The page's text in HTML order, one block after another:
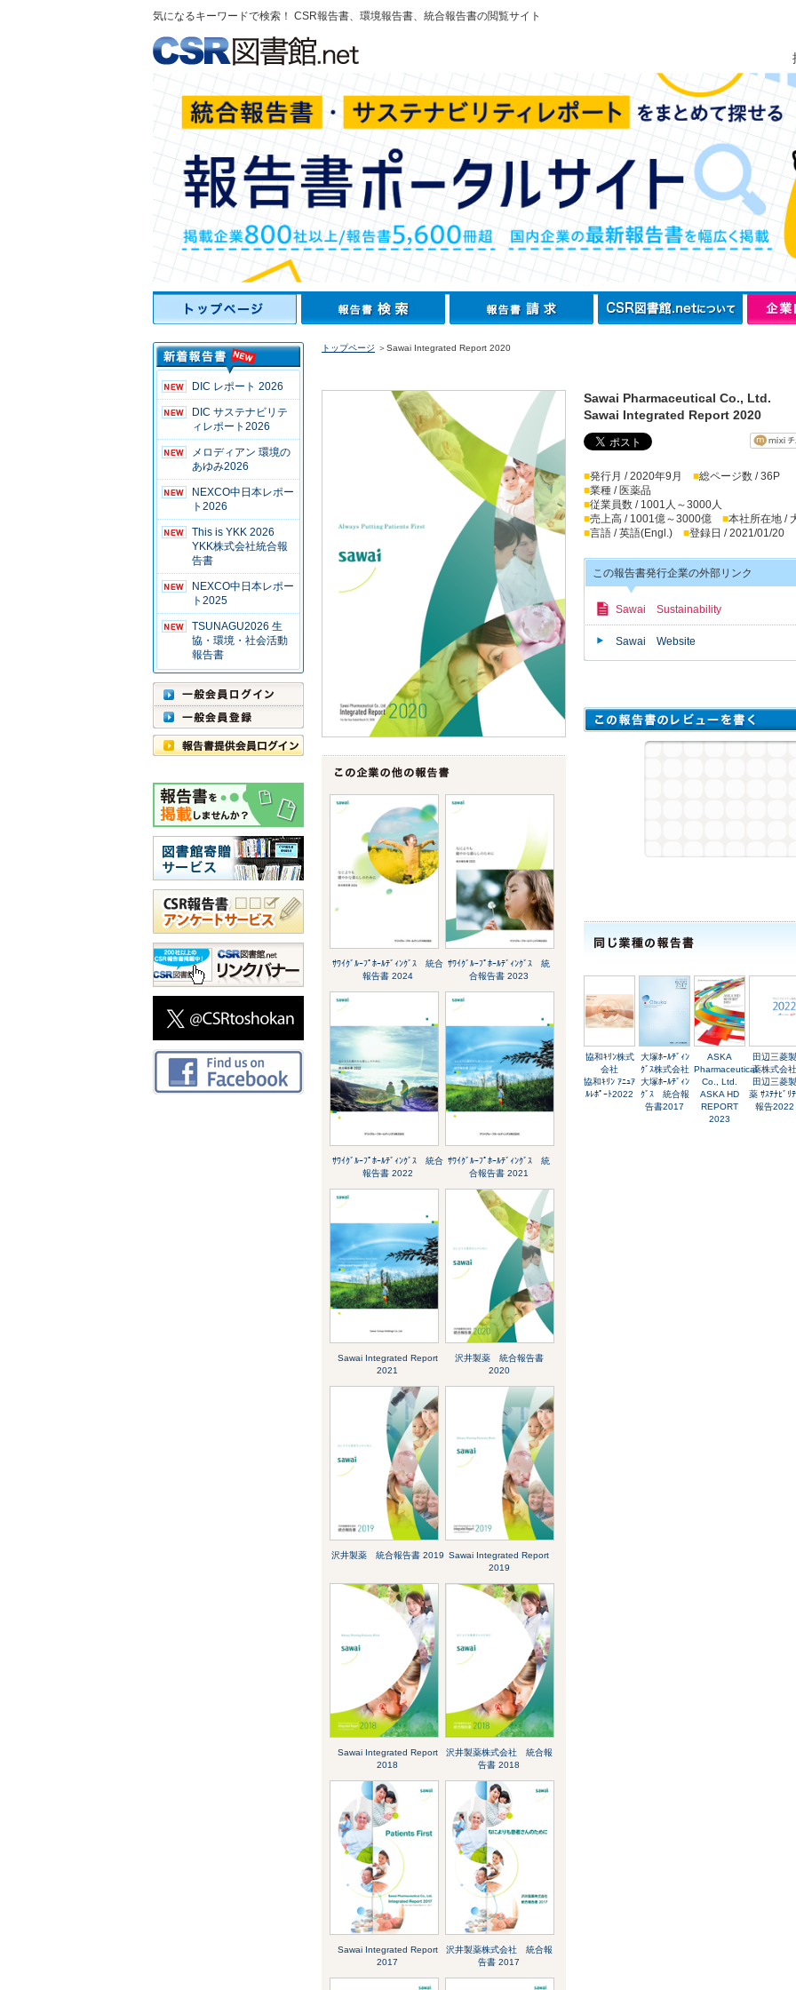
気になるキーワードで検索！ CSR報告書、環境報告書、統合報告書の閲覧サイト
DIC レポート 2026
DIC サステナビリテ
ィレポート2026
メロディアン 環境の
あゆみ2026
NEXCO中日本レポー
ト2026
This is YKK 2026
YKK株式会社統合報
告書
NEXCO中日本レポー
ト2025
TSUNAGU2026 生
協・環境・社会活動
報告書
トップページ ＞Sawai Integrated Report 2020
ｻﾜｲｸﾞﾙｰﾌﾟﾎｰﾙﾃﾞｨﾝｸﾞｽ 統合
報告書 2024
ｻﾜｲｸﾞﾙｰﾌﾟﾎｰﾙﾃﾞｨﾝｸﾞｽ 統
合報告書 2023
ｻﾜｲｸﾞﾙｰﾌﾟﾎｰﾙﾃﾞｨﾝｸﾞｽ 統合
報告書 2022
ｻﾜｲｸﾞﾙｰﾌﾟﾎｰﾙﾃﾞｨﾝｸﾞｽ 統
合報告書 2021
Sawai Integrated Report
2021
沢井製薬 統合報告書
2020
沢井製薬 統合報告書 2019 Sawai Integrated Report
2019
Sawai Integrated Report
2018
沢井製薬株式会社 統合報
告書 2018
Sawai Integrated Report
2017
沢井製薬株式会社 統合報
告書 2017
Sawai Pharmaceutical Co., Ltd.
Sawai Integrated Report 2020
■発行月 / 2020年9月 ■総ページ数 / 36P
■業種 / 医薬品
■従業員数 / 1001人～3000人
■売上高 / 1001億～3000億 ■本社所在地 /
■言語 / 英語(Engl.) ■登録日 / 2021/01/20
この報告書発行企業の外部リンク
Sawai Sustainability
Sawai Website
協和ｷﾘﾝ株式
会社
協和ｷﾘﾝ ｱﾆｭｱ
ﾙﾚﾎﾟｰﾄ2022
大塚ﾎｰﾙﾃﾞｨﾝ
ｸﾞｽ株式会社
大塚ﾎｰﾙﾃﾞｨﾝ
ｸﾞｽ 統合報
告書2017
ASKA
Pharmaceutical
Co., Ltd.
ASKA HD
REPORT
2023
田辺三菱製
薬株式会社
田辺三菱製
薬 ｻｽﾃﾅﾋﾞﾘ
報告2022